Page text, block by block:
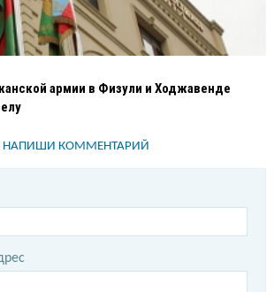
армии в Физули и Ходжавенде
НАПИШИ КОММЕНТАРИЙ